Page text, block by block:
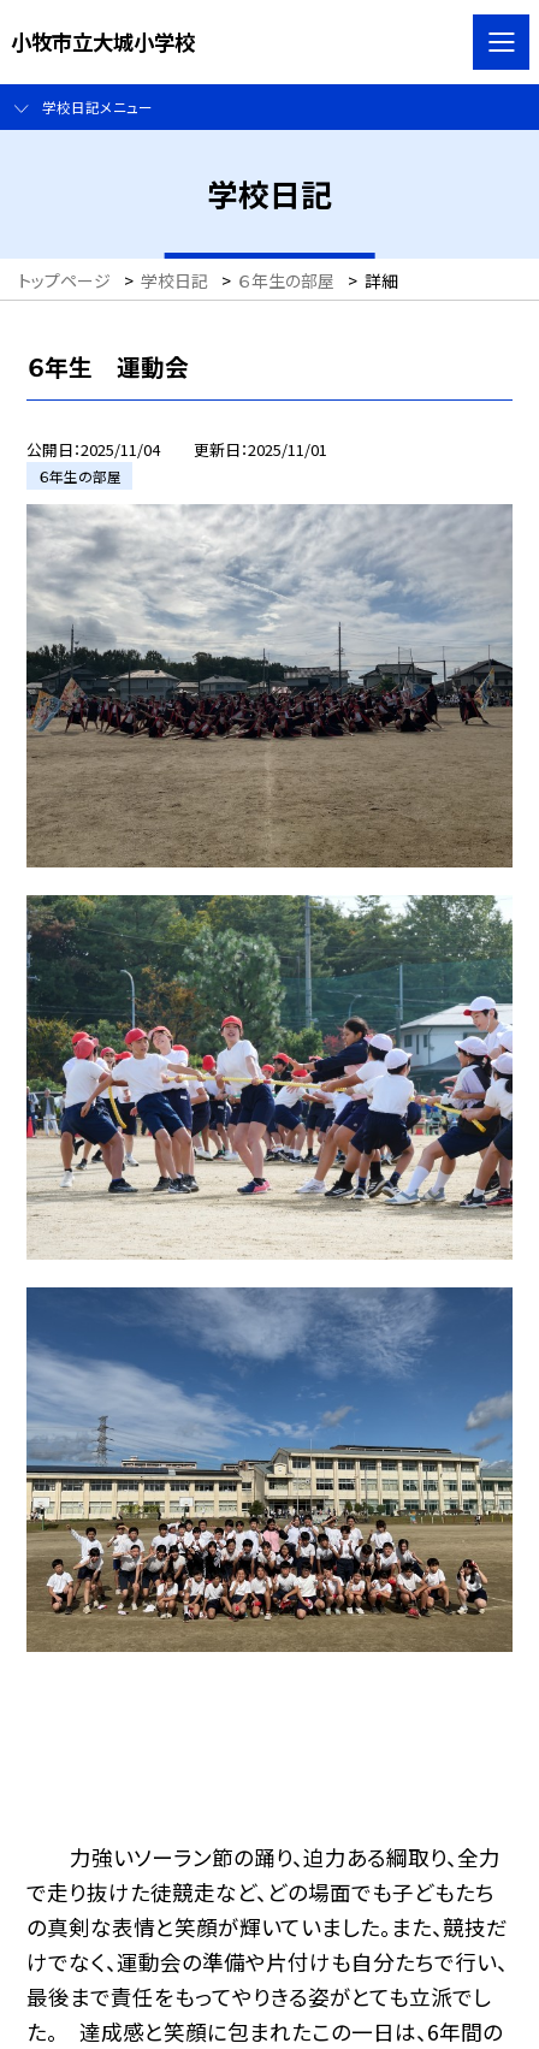
小牧市立大城小学校
学校日記メニュー
学校日記
トップページ > 学校日記 > ６年生の部屋 > 詳細
６年生 運動会
公開日 2025/11/04 更新日 2025/11/01
６年生の部屋
力強いソーラン節の踊り、迫力ある綱取り、全力
で走り抜けた徒競走など、どの場面でも子どもたち
の真剣な表情と笑顔が輝いていました。また、競技だ
けでなく、運動会の準備や片付けも自分たちで行い、
最後まで責任をもってやりきる姿がとても立派でし
た。 達成感と笑顔に包まれたこの一日は、6年間の